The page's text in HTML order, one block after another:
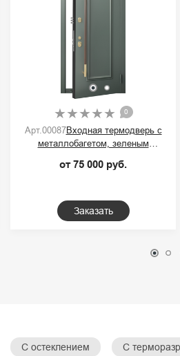
0
Арт.00087Входная термодверь с
металлобагетом, зеленым
скобой
от 75 000 руб.
Заказать
С остеклением С